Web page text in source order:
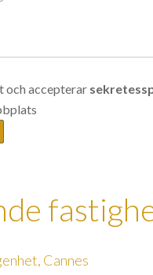
och accepterar
Cannes